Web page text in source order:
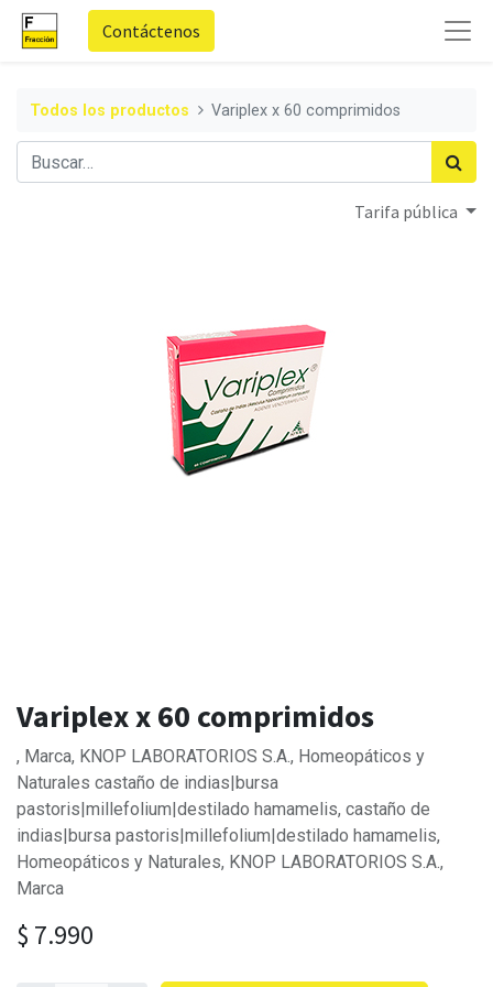
Contáctenos
Todos los productos Variplex x 60 comprimidos
Tarifa pública
Variplex x 60 comprimidos
, Marca, KNOP LABORATORIOS S.A., Homeopáticos y
Naturales castaño de indias|bursa
pastoris|millefolium|destilado hamamelis, castaño de
indias|bursa pastoris|millefolium|destilado hamamelis,
Homeopáticos y Naturales, KNOP LABORATORIOS S.A.,
Marca
$ 7.990